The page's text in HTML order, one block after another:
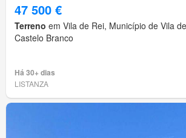
47 500 €
Terreno em Vila de Rei, Município de Vila
Castelo Branco
Há 30+ dias
LISTANZA